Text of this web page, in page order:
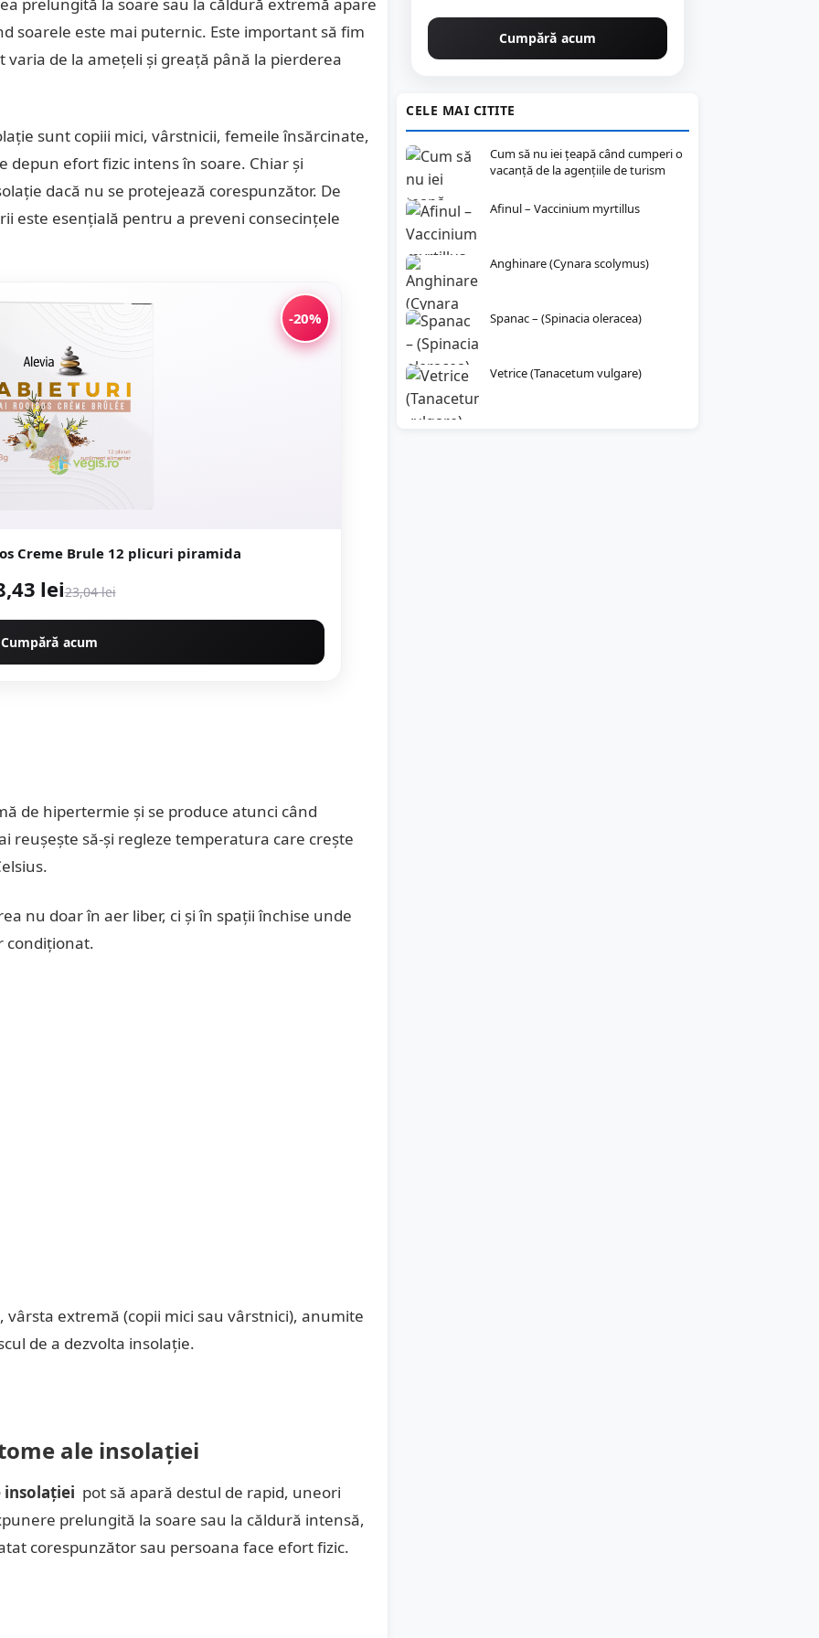
soarele este mai puternic. Este important să fim
varia de la amețeli și greață până la pierderea
sunt copiii mici, vârstnicii, femeile însărcinate,
depun efort fizic intens în soare. Chiar și
dacă nu se protejează corespunzător. De
este esențială pentru a preveni consecințele
-20%
Creme Brule 12 plicuri piramida
lei23,04 lei
Cumpără acum
de hipertermie și se produce atunci când
reușește să-și regleze temperatura care crește
nu doar în aer liber, ci și în spații închise unde
condiționat.
extremă (copii mici sau vârstnici), anumite
de a dezvolta insolație.
ale insolației
pot să apară destul de rapid, uneori
prelungită la soare sau la căldură intensă,
corespunzător sau persoana face efort fizic.
Cumpără acum
CELE MAI CITITE
Cum să nu iei țeapă când cumperi o
vacanță de la agențiile de turism
Afinul – Vaccinium myrtillus
Anghinare (Cynara scolymus)
Spanac – (Spinacia oleracea)
Vetrice (Tanacetum vulgare)